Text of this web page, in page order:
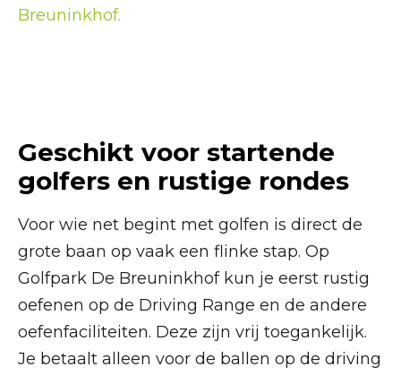
Breuninkhof.
Geschikt voor startende
golfers en rustige rondes
Voor wie net begint met golfen is direct de
grote baan op vaak een flinke stap. Op
Golfpark De Breuninkhof kun je eerst rustig
oefenen op de Driving Range en de andere
oefenfaciliteiten. Deze zijn vrij toegankelijk.
Je betaalt alleen voor de ballen op de driving